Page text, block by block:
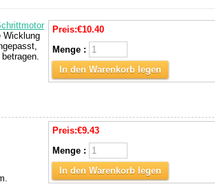
Wicklung
Preis:€10.40
Menge :
In den Warenkorb legen
Preis:€9.43
Menge :
In den Warenkorb legen